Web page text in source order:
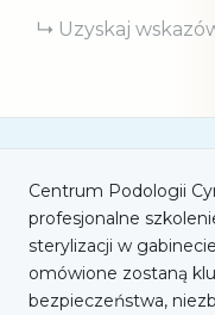
Uzyskaj
Centrum Podologii
profesjonalne
sterylizacji w
omówione zostaną
bezpieczeństwa,